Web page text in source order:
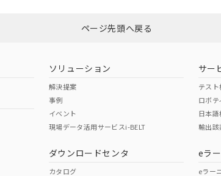
ダウンロードはこちら
（日本
（アメリカ
この製品の規格認
その他の認証はこちらのページ
ページ先頭へ戻る
ソリューション
解決提案
事例
イベント
現場データ活用サービスi-BELT
ダウンロードセンタ
カタログ
サー
テス
ロボ
日本
輸出該
eラ
eラー